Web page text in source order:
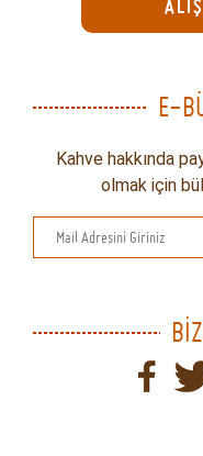
E-
Kahve hakkında
olmak için